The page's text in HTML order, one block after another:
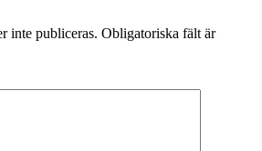
inte publiceras. Obligatoriska fält är